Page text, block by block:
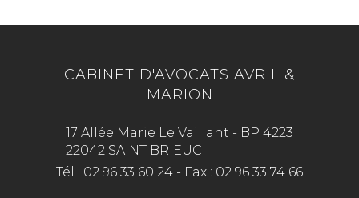
CABINET D'AVOCATS AVRIL &
MARION
17 Allée Marie Le Vaillant - BP 4223
22042 SAINT BRIEUC
Tél : 02 96 33 60 24 - Fax : 02 96 33 74 66